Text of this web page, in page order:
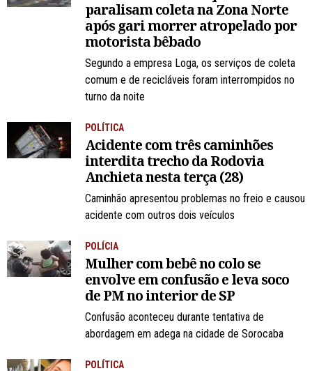
paralisam coleta na Zona Norte
após gari morrer atropelado por
motorista bêbado
Segundo a empresa Loga, os serviços de coleta
comum e de recicláveis foram interrompidos no
turno da noite
POLÍTICA
Acidente com três caminhões
interdita trecho da Rodovia
Anchieta nesta terça (28)
Caminhão apresentou problemas no freio e causou
acidente com outros dois veículos
POLÍCIA
Mulher com bebê no colo se
envolve em confusão e leva soco
de PM no interior de SP
Confusão aconteceu durante tentativa de
abordagem em adega na cidade de Sorocaba
POLÍTICA